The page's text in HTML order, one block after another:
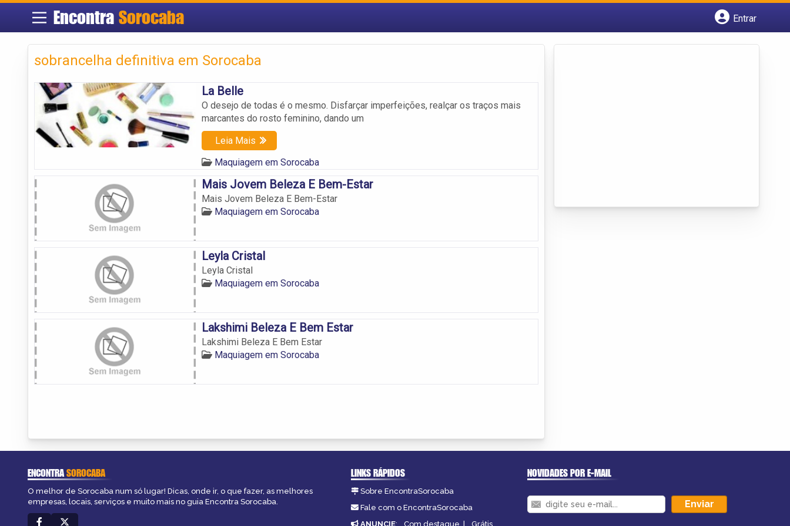
Encontra Sorocaba
Entrar
sobrancelha definitiva em Sorocaba
La Belle
O desejo de todas é o mesmo. Disfarçar imperfeições, realçar os traços mais
marcantes do rosto feminino, dando um
Leia Mais
Maquiagem em Sorocaba
Mais Jovem Beleza E Bem-Estar
Mais Jovem Beleza E Bem-Estar
Maquiagem em Sorocaba
Leyla Cristal
Leyla Cristal
Maquiagem em Sorocaba
Lakshimi Beleza E Bem Estar
Lakshimi Beleza E Bem Estar
Maquiagem em Sorocaba
ENCONTRASOROCABA
O melhor de Sorocaba num só lugar! Dicas, onde ir, o que fazer, as melhores
empresas, locais, serviços e muito mais no guia Encontra Sorocaba.
LINKS RÁPIDOS
Sobre EncontraSorocaba
Fale com o EncontraSorocaba
ANUNCIE: Com destaque | Grátis
NOVIDADES POR E-MAIL